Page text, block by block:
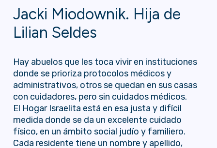
Jacki Miodownik. Hija de
Lilian Seldes
Hay abuelos que les toca vivir en instituciones
donde se prioriza protocolos médicos y
administrativos, otros se quedan en sus casas
con cuidadores, pero sin cuidados médicos.
El Hogar Israelita está en esa justa y difícil
medida donde se da un excelente cuidado
físico, en un ámbito social judío y familiero.
Cada residente tiene un nombre y apellido,